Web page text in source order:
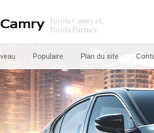
Toyota Camry et,
Toyota Partner.
Populaire Plan du site